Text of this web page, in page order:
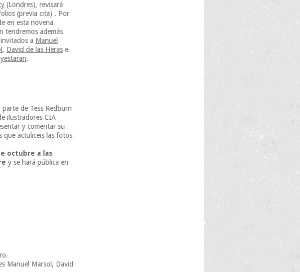
(Londres), revisará
(previa cita) . Por
en esta novena
tendremos además
a Manuel
, David de las Heras e
.
de Tess Redburn
ilustradores CIA
y comentar su
que actuliceis las fotos
octubre a las
y se hará pública en
Manuel Marsol, David